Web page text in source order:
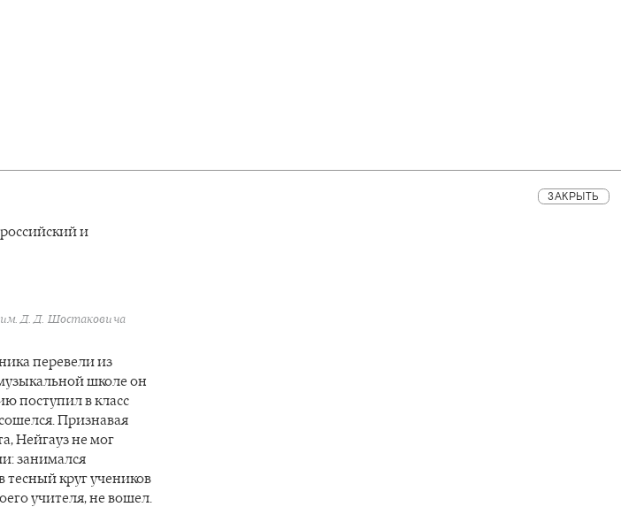
ЗАКРЫТЬ
и
Д. Д. Шостаковича
перевели из
школе он
поступил в класс
Признавая
Нейгауз не мог
занимался
тесный круг учеников
учителя, не вошел.